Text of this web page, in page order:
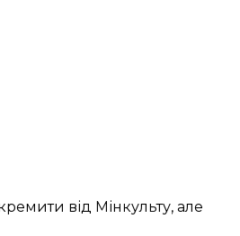
від Мінкульту, але